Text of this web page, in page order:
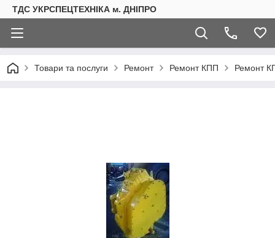
ТДС УКРСПЕЦТЕХНІКА м. ДНІПРО
Товари та послуги Ремонт Ремонт КПП Ремонт